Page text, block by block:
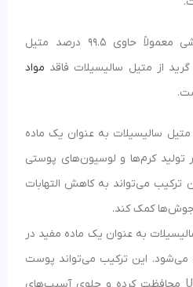
متیل سالیسیلات گرید آرایشی معمولاً حاوی 99.5 درصد متیل
از متیل سالیسیلات فاقد مواد
سالیسیلات به عنوان یک ماده
تولید کرم‌ها و لوسیون‌های پوستی
ترکیب می‌تواند به کاهش التهابات
کمک کند.
به عنوان یک ماده مفید در
می‌شود. این ترکیب می‌تواند پوست